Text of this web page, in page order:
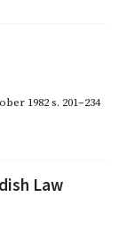
1982s. 201–234
Law